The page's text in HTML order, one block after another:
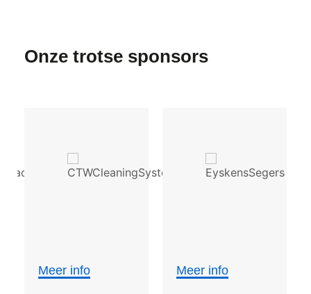
Onze trotse sponsors
Meer info Meer info